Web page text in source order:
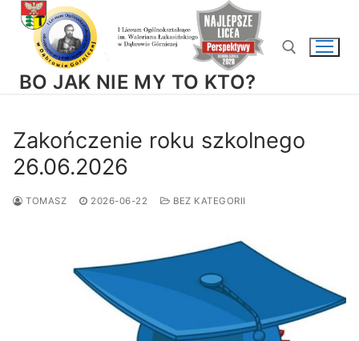
Przejdź
BO JAK NIE MY TO KTO?
Zakończenie roku szkolnego
26.06.2026
TOMASZ 2026-06-22 BEZ KATEGORII